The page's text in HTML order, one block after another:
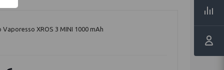
XROS 3 MINI 1000 mAh